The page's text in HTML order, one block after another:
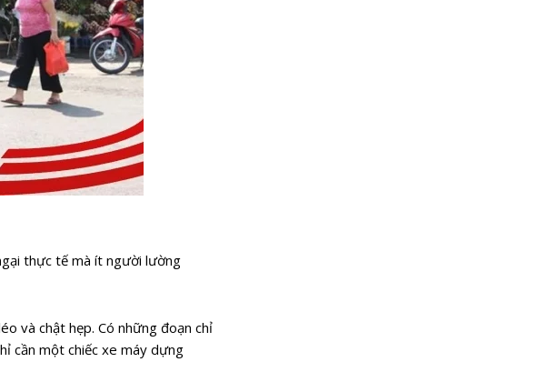
thực tế mà ít người lường
và chật hẹp. Có những đoạn chỉ
cần một chiếc xe máy dựng